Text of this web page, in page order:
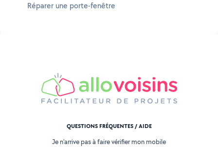
Réparer une porte-fenêtre
QUESTIONS FRÉQUENTES / AIDE
Je n'arrive pas à faire vérifier mon mobile